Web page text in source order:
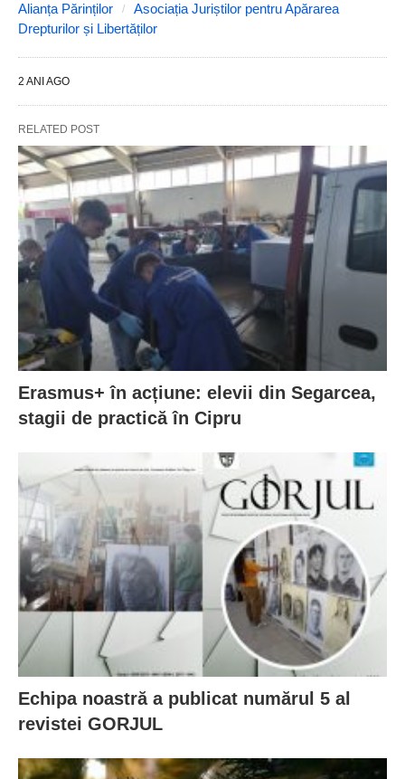
Alianța Părinților
Asociația Juriștilor pentru Apărarea
Drepturilor și Libertăților
2 ANI AGO
RELATED POST
Erasmus+ în acțiune: elevii din Segarcea,
stagii de practică în Cipru
Echipa noastră a publicat numărul 5 al
revistei GORJUL